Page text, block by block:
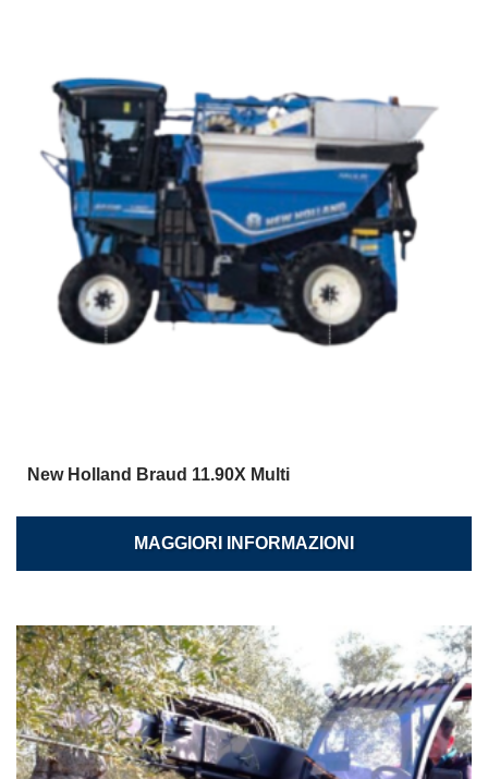
New Holland Braud 11.90X Multi
MAGGIORI INFORMAZIONI